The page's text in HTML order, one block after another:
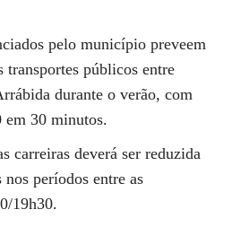
pelo município preveem
transportes públicos entre
durante o verão, com
em 30 minutos.
carreiras deverá ser reduzida
períodos entre as
19h30.